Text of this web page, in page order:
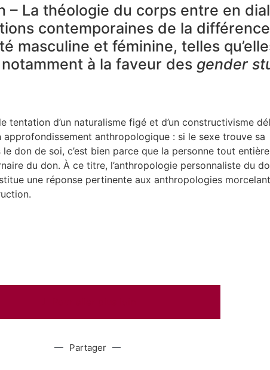
– La théologie du corps entre en
contemporaines de la
masculine et féminine, telles
à la faveur des gender
tentation d’un naturalisme figé et d’un constructivisme
anthropologique : si le sexe trouve sa
don de soi, c’est bien parce que la personne tout
du don. À ce titre, l’anthropologie personnaliste du
une réponse pertinente aux anthropologies
Partager